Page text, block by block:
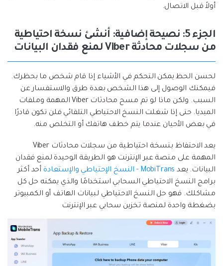
أولاً قبل الاتصال.
الجزء 5: نصيحة إضافية: أنشئ نسخة احتياطية
من سجلات محادثة Viber لمنع فقدان البيانات
لحسن الحظ يمكن التحكم في الأشياء إذا قام شخص ما بحظرك.
فيمكنك الوصول إلى هذا الشخص بعدة طرق والاستفسار عن
السبب. ولكن ماذا لو تم مسح محادثات Viber المهمة وملفات
الميديا. حتى إذا شغلت النسخ الاحتياطي التلقائي فلن تكون قادرًا
في بعض الأحيان عندما يتم خطف هاتفك أو التخلص منه.
يعد الاحتفاظ بنسخة احتياطية من سجلات محادثات Viber
المهمة على منصة عبر الإنترنت هو الطريقة الوحيدة لمنع فقدان
البيانات. يعد MobiTrans - النسخ الإحتياطي والإستعادة
أحد أكثر
برامج النسخ الاحتياطي السحابي استخدامًا والذي يمكنه حل كل
مشاكلك. فهو حل النسخ الاحتياطي لبيانات الهاتف أو الكمبيوتر
بضغطة واحدة لمنصة تخزين سحابي عبر الإنترنت